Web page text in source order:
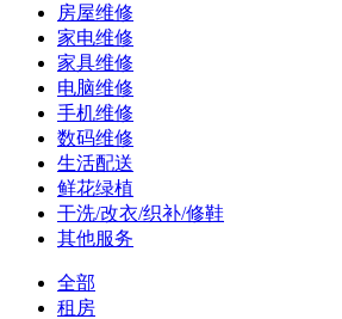
房屋维修
家电维修
家具维修
电脑维修
手机维修
数码维修
生活配送
鲜花绿植
干洗/改衣/织补/修鞋
其他服务
全部
租房